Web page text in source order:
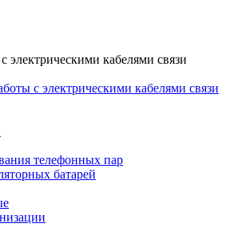
кабелями связи
с электрическими кабелями связи
телефонных пар
батарей